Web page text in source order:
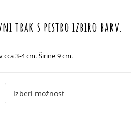
trak s pestro izbiro barv.
3-4 cm. Širine 9 cm.